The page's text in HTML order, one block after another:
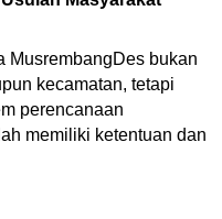
MusrembangDes bukan
kecamatan, tetapi
perencanaan
memiliki ketentuan dan